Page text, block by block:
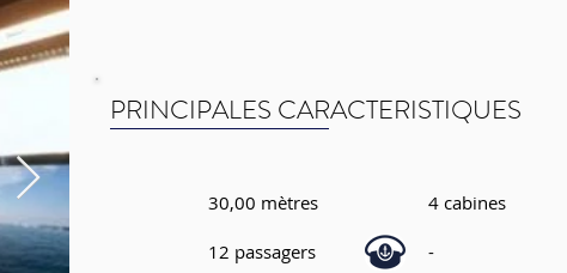
PRINCIPALES CARACTERISTIQUES
30,00 mètres
12 passagers
4 cabines
-